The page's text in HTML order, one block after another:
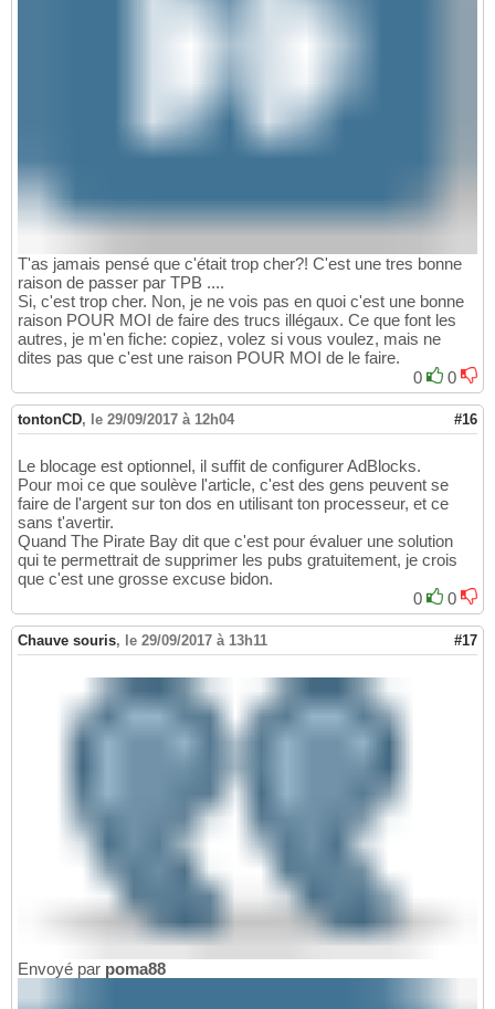
T'as jamais pensé que c'était trop cher?! C'est une tres bonne
raison de passer par TPB ....
Si, c'est trop cher. Non, je ne vois pas en quoi c'est une bonne
raison POUR MOI de faire des trucs illégaux. Ce que font les
autres, je m'en fiche: copiez, volez si vous voulez, mais ne
dites pas que c'est une raison POUR MOI de le faire.
0
0
tontonCD, le 29/09/2017 à 12h04 #16
Le blocage est optionnel, il suffit de configurer AdBlocks.
Pour moi ce que soulève l'article, c'est des gens peuvent se
faire de l'argent sur ton dos en utilisant ton processeur, et ce
sans t'avertir.
Quand The Pirate Bay dit que c'est pour évaluer une solution
qui te permettrait de supprimer les pubs gratuitement, je crois
que c'est une grosse excuse bidon.
0
0
Chauve souris, le 29/09/2017 à 13h11 #17
Envoyé par poma88